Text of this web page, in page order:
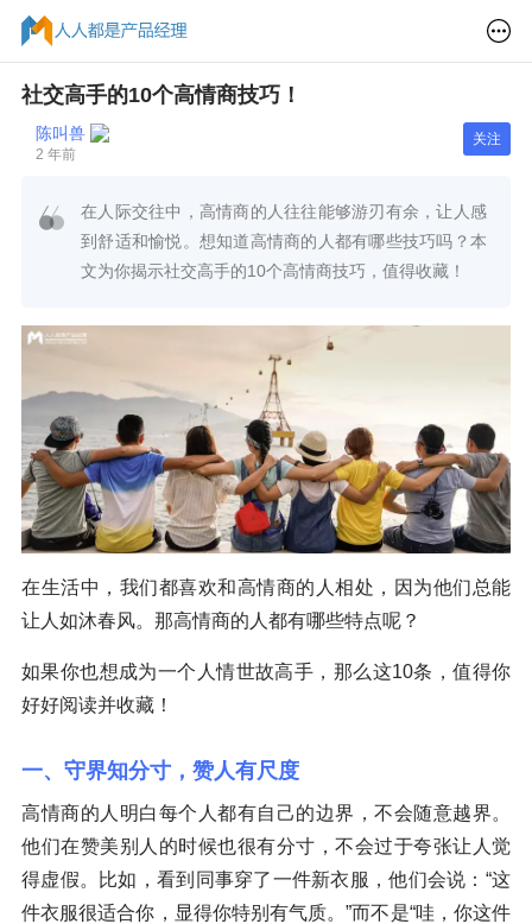
社交高手的10个高情商技巧！
陈叫兽
2 年前
关注
在人际交往中，高情商的人往往能够游刃有余，让人感
到舒适和愉悦。想知道高情商的人都有哪些技巧吗？本
文为你揭示社交高手的10个高情商技巧，值得收藏！
在生活中，我们都喜欢和高情商的人相处，因为他们总能
让人如沐春风。那高情商的人都有哪些特点呢？
如果你也想成为一个人情世故高手，那么这10条，值得你
好好阅读并收藏！
一、守界知分寸，赞人有尺度
高情商的人明白每个人都有自己的边界，不会随意越界。
他们在赞美别人的时候也很有分寸，不会过于夸张让人觉
得虚假。比如，看到同事穿了一件新衣服，他们会说：“这
件衣服很适合你，显得你特别有气质。”而不是“哇，你这件